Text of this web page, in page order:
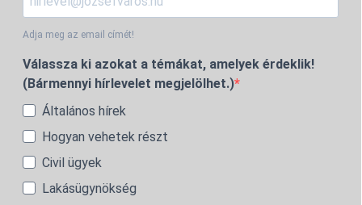
Adja meg az email címét!
Válassza ki azokat a témákat, amelyek érdeklik!
(Bármennyi hírlevelet megjelölhet.)
Általános hírek
Hogyan vehetek részt
Civil ügyek
Lakásügynökség